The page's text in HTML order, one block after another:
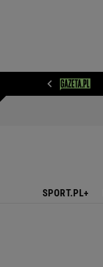
SPORT.PL+